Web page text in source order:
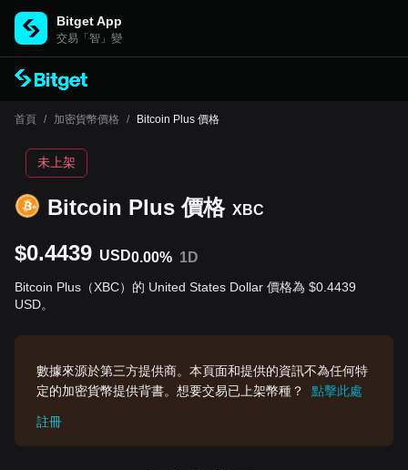
Bitget App
交易「智」變
首頁 / 加密貨幣價格 / Bitcoin Plus 價格
Bitcoin Plus 價格 XBC
未上架
$0.4439 USD0.00% 1D
Bitcoin Plus（XBC）的 United States Dollar 價格為 $0.4439
USD。
數據來源於第三方提供商。本頁面和提供的資訊不為任何特
定的加密貨幣提供背書。想要交易已上架幣種？
點擊此處
註冊